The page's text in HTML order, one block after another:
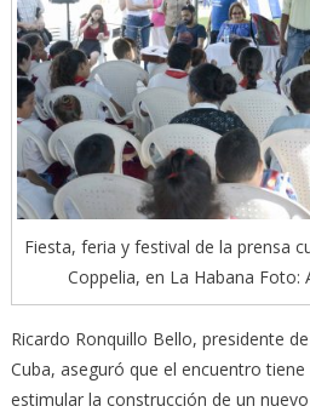
Fiesta, feria y festival de la prensa
Coppelia, en La Habana Foto:
Ricardo Ronquillo Bello, presidente
Cuba, aseguró que el encuentro
estimular la construcción de un